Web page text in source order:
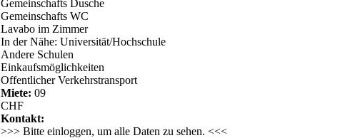
Gemeinschafts Dusche
Gemeinschafts WC
Lavabo im Zimmer
In der Nähe: Universität/Hochschule
Andere Schulen
Einkaufsmöglichkeiten
Offentlicher Verkehrstransport
Miete: 09
CHF
Kontakt:
>>> Bitte einloggen, um alle Daten zu sehen. <<<